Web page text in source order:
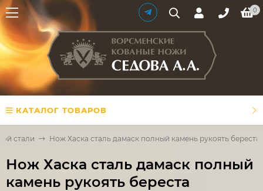
0
КАТАЛОГ ТОВАРОВ
стали Нож Хаска сталь дамаск полный камень рукоять береста
Нож Хаска сталь дамаск полный
камень рукоять береста